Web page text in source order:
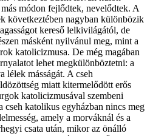
módon fejlődtek, nevelődtek. A
következtében nagyban különbözik
kereső lelkivilágától, de
másként nyilvánul meg, mint a
katolicizmusa. De még magában
lehet megkülönböztetni: a
lélek másságát. A cseh
miatt kitermelődött erős
katolicizmusával szembeni
cseh katolikus egyházban nincs meg
amely a morváknál és a
csata után, mikor az önálló